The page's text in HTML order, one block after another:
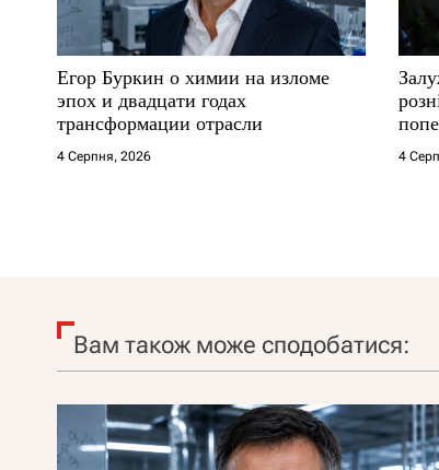
Егор Буркин о химии на изломе
эпох и двадцати годах
трансформации отрасли
4 Серпня, 2026 4
Вам також може сподобатися: